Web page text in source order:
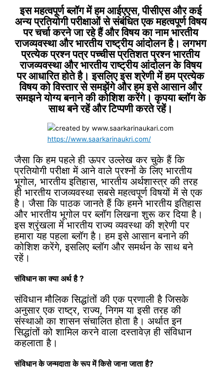
इस महत्वपूर्ण ब्लॉग में हम आईएएस, पीसीएस और कई
अन्य प्रतियोगी परीक्षाओं से संबंधित एक महत्वपूर्ण विषय
पर चर्चा करने जा रहे हैं और विषय का नाम भारतीय
राजव्यवस्थाऔर भारतीय राष्ट्रीय आंदोलन है। लगभग
प्रत्येक प्रश्न पत्र पच्चीस प्रतिशत प्रश्न भारतीय
राजव्यवस्थाऔर भारतीय राष्ट्रीय आंदोलन के विषय
पर आधारित होते है। इसलिए इस श्रेणी में हम प्रत्येक
विषय को विस्तार सेसमझेंगे और हम इसे आसान और
समझने योग्य बनाने की कोशिश करेंगे। कृपया ब्लॉग के
साथ बने रहें और टिप्पणी करते रहें।
https://www.saarkarinaukri.com/
जैसा कि हम पहले ही ऊपर उल्लेख कर चुके हैं कि
प्रतियोगी परीक्षा में आने वाले प्रश्नों के लिए भारतीय
भूगोल, भारतीय इतिहास, भारतीय अर्थशास्त्र की तरह
ही भारतीय राजव्यवस्था सबसे महत्वपूर्ण विषयों में से एक
है। जैसा कि पाठक जानते हैं कि हमने भारतीय इतिहास
और भारतीय भूगोल पर ब्लॉग लिखना शुरू कर दिया है।
इस श्रृंखला में भारतीय राज्य व्यवस्था की श्रेणी पर
हमारा यह पहला ब्लॉग है। हम इसे आसान बनाने की
कोशिश करेंगे, इसलिए ब्लॉग और समर्थन के साथ बने
रहें।
संविधान का क्या अर्थ है ?
संविधान मौलिक सिद्धांतों की एक प्रणाली है जिसके
अनुसार एक राष्ट्र, राज्य, निगम या इसी तरह की
संस्थाओ का शासन संचालित होता है। अर्थात इन
सिद्धांतों को शामिल करने वाला दस्तावेज़ ही संविधान
कहलाता है।
संविधान के जन्मदाता के रूप में किसे जाना जाता है?